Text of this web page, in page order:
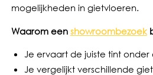
mogelijkheden in gietvloeren.
Waarom een showroombezoek
Je ervaart de juiste tint
Je vergelijkt verschillende